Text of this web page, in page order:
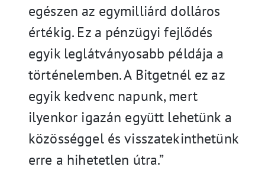
egészen az egymilliárd dolláros
értékig. Ez a pénzügyi fejlődés
egyik leglátványosabb példája a
történelemben. A Bitgetnél ez az
egyik kedvenc napunk, mert
ilyenkor igazán együtt lehetünk a
közösséggel és visszatekinthetünk
erre a hihetetlen útra.”